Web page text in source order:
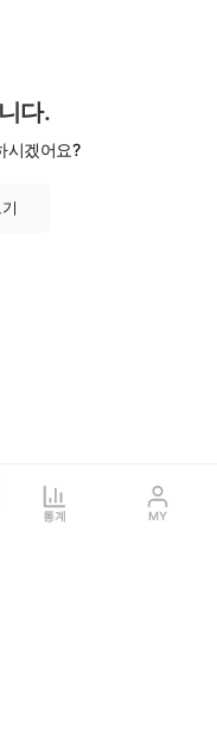
다.
시겠어요?
통계 MY